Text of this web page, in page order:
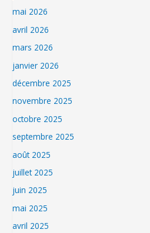
mai 2026
avril 2026
mars 2026
janvier 2026
décembre 2025
novembre 2025
octobre 2025
septembre 2025
août 2025
juillet 2025
juin 2025
mai 2025
avril 2025